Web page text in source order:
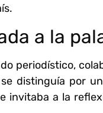
a la
periodístico,
distinguía por
invitaba a la